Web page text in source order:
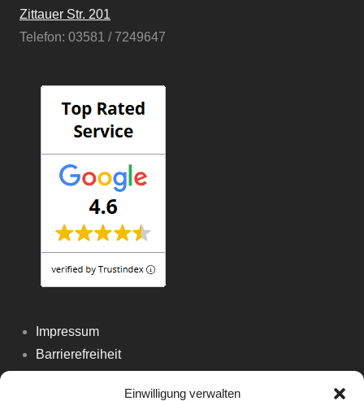
Einwilligung verwalten
Zittauer Str. 201
Telefon: 03581 / 7249647
Impressum
Barrierefreiheit